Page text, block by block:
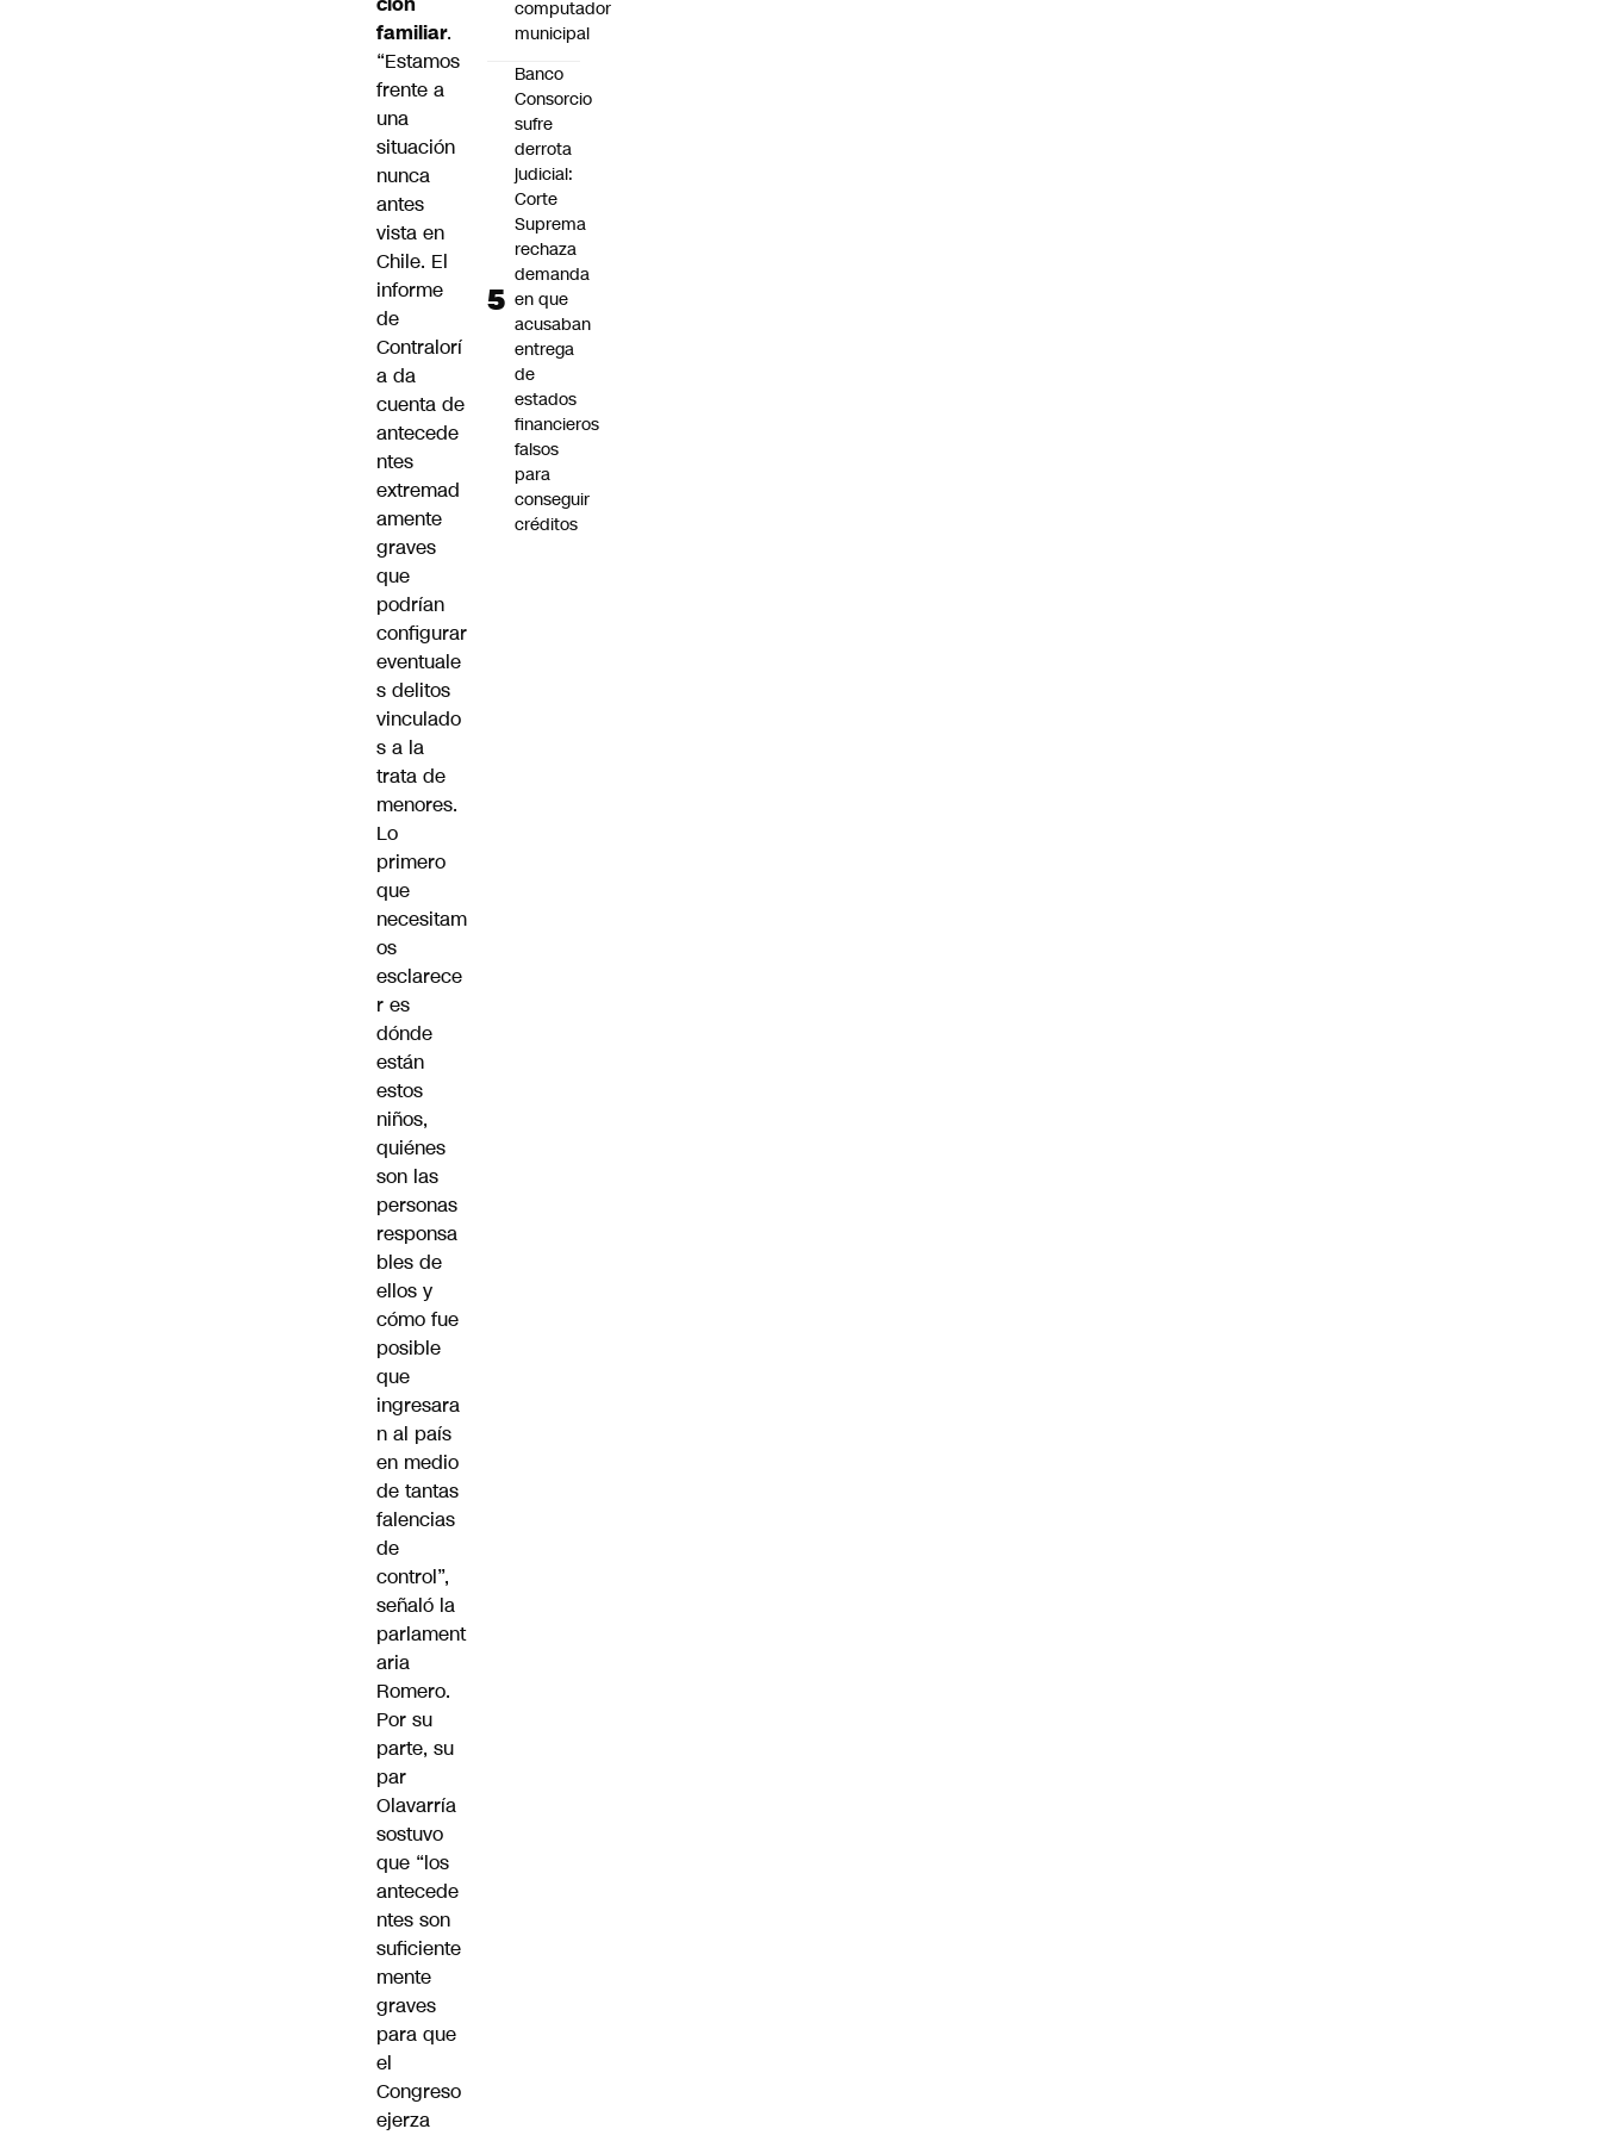
familiar.
“Estamos
frente a
una
situación
nunca
antes
vista en
Chile. El
informe
de
Contralorí
a da
cuenta de
antecede
ntes
extremad
amente
graves
que
podrían
configurar
eventuale
s delitos
vinculado
s a la
trata de
menores.
Lo
primero
que
necesitam
os
esclarece
r es
dónde
están
estos
niños,
quiénes
son las
personas
responsa
bles de
ellos y
cómo fue
posible
que
ingresara
n al país
en medio
de tantas
falencias
de
control”,
señaló la
parlament
aria
Romero.
Por su
parte, su
par
Olavarría
sostuvo
que “los
antecede
ntes son
suficiente
mente
graves
para que
el
Congreso
ejerza
computador
municipal
Banco
Consorcio
sufre
derrota
judicial:
Corte
Suprema
rechaza
demanda
en que
acusaban
entrega
de
estados
financieros
falsos
para
conseguir
créditos